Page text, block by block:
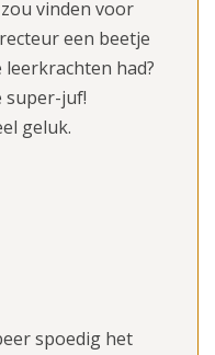
vinden voor
een beetje
had?
super-juf!
geluk.
spoedig het